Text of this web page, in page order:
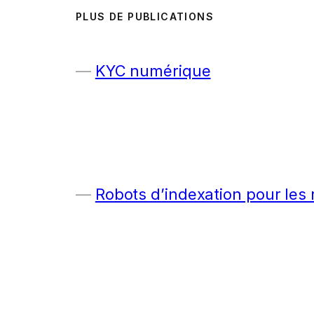
PLUS DE PUBLICATIONS
KYC numérique
Robots d’indexation pour les